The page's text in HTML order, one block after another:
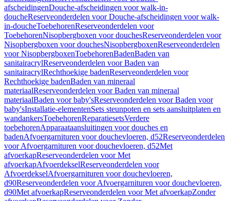
afscheidingenDouche-afscheidingen voor walk-in-
doucheReserveonderdelen voor Douche-afscheidingen voor walk-
in-doucheToebehorenReserveonderdelen voor
ToebehorenNisopbergboxen voor douchesReserveonderdelen voor
Nisopbergboxen voor douchesNisopbergboxenReserveonderdelen
voor NisopbergboxenToebehorenBadenBaden van
sanitairacrylReserveonderdelen voor Baden van
sanitairacrylRechthoekige badenReserveonderdelen voor
Rechthoekige badenBaden van mineraal
materiaalReserveonderdelen voor Baden van mineraal
materiaalBaden voor baby'sReserveonderdelen voor Baden voor
baby'sInstallatie-elementenSets steunpoten en sets aansluitplaten en
wandankersToebehorenReparatiesetsVerdere
toebehorenApparaataansluitingen voor douches en
badenAfvoergarnituren voor douchevloeren, d52Reserveonderdelen
voor Afvoergarnituren voor douchevloeren, d52Met
afvoerkapReserveonderdelen voor Met
afvoerkapAfvoerdekselReserveonderdelen voor
AfvoerdekselAfvoergarnituren voor douchevloeren,
d90Reserveonderdelen voor Afvoergarnituren voor douchevloeren,
d90Met afvoerkapReserveonderdelen voor Met afvoerkapZonder